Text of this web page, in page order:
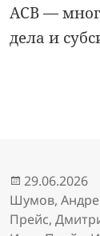
АСВ —
дела и
29.06.2026
Шумов,
Прейс,